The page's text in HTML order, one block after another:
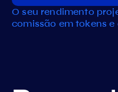
O seu rendimento
comissão em tokens